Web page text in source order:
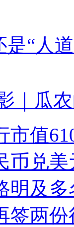
是“人
｜瓜
市值
币兑
明及
签两